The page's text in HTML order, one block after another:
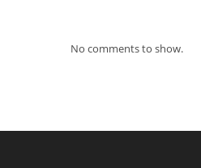
No comments to show.